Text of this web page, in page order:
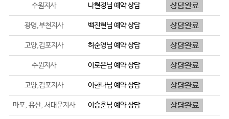
수원지사 나현정님 예약 상담
광명,부천지사 백진현님 예약 상담
고양,김포지사 허순영님 예약 상담
수원지사 이로은님 예약 상담
고양,김포지사 이한나님 예약 상담
마포, 용산, 서대문지사 이승훈님 예약 상담